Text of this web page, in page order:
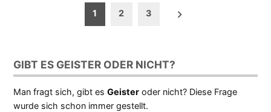
Beitragsnavigation
1 2 3
GIBT ES GEISTER ODER NICHT?
Man fragt sich, gibt esGeister oder nicht? Diese Frage
wurde sich schon immer gestellt.